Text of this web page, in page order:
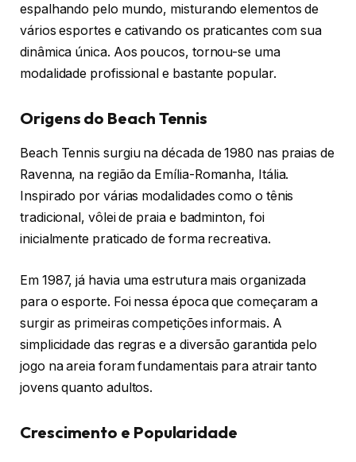
espalhando pelo mundo, misturando elementos de
vários esportes e cativando os praticantes com sua
dinâmica única. Aos poucos, tornou-se uma
modalidade profissional e bastante popular.
Origens do Beach Tennis
Beach Tennis surgiu na década de 1980 nas praias de
Ravenna, na região da Emília-Romanha, Itália.
Inspirado por várias modalidades como o tênis
tradicional, vôlei de praia e badminton, foi
inicialmente praticado de forma recreativa.
Em 1987, já havia uma estrutura mais organizada
para o esporte. Foi nessa época que começaram a
surgir as primeiras competições informais. A
simplicidade das regras e a diversão garantida pelo
jogo na areia foram fundamentais para atrair tanto
jovens quanto adultos.
Crescimento e Popularidade